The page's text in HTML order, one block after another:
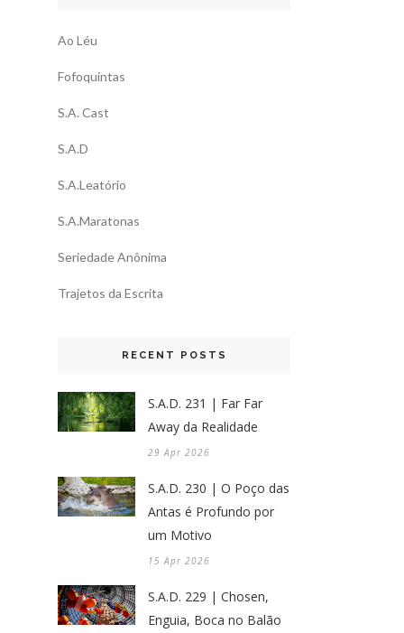
Ao Léu
Fofoquintas
S.A. Cast
S.A.D
S.A.Leatório
S.A.Maratonas
Seriedade Anônima
Trajetos da Escrita
RECENT POSTS
S.A.D. 231 | Far Far
Away da Realidade
29 Apr 2026
S.A.D. 230 | O Poço das
Antas é Profundo por
um Motivo
15 Apr 2026
S.A.D. 229 | Chosen,
Enguia, Boca no Balão